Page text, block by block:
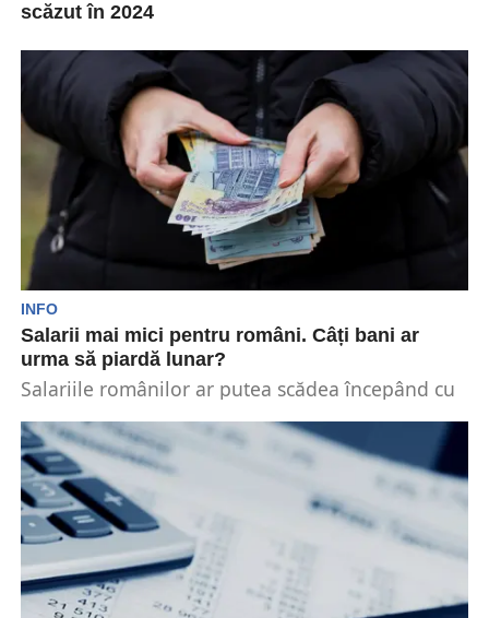
scăzut în 2024
de societăți cu capital străin. Mai exact,...
INFO
Salarii mai mici pentru români. Câți bani ar
urma să piardă lunar?
Salariile românilor ar putea scădea începând cu
impozitului...